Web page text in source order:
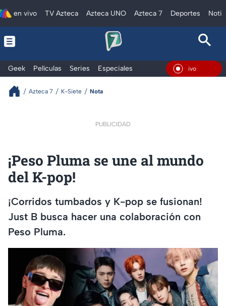
en vivo TV Azteca Azteca UNO Azteca 7 Deportes
Geek Películas Series Especiales En Vivo
Azteca 7 K-Siete Nota
PUBLICIDAD
¡Peso Pluma se une al mundo
del K-pop!
¡Corridos tumbados y K-pop se fusionan!
Just B busca hacer una colaboración con
Peso Pluma.